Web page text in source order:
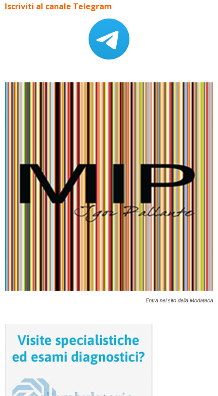
Iscriviti al canale Telegram
Entra nel sito della Modateca